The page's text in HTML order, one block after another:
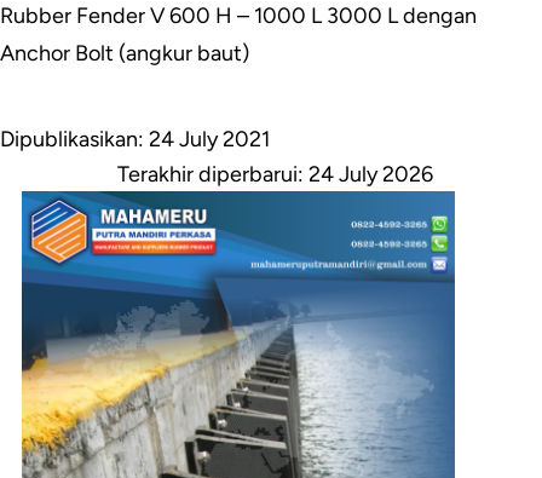
Rubber Fender V 600 H – 1000 L 3000 L dengan
Anchor Bolt (angkur baut)
Dipublikasikan: 24 July 2021
Terakhir diperbarui:24 July 2026